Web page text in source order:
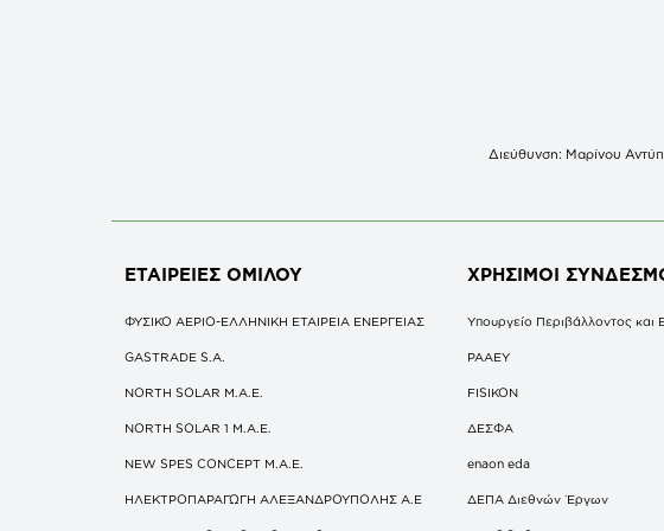
Διεύθυνση: Μαρίνου
ΕΤΑΙΡΕΙΕΣΟΜΙΛΟΥ
ΦΥΣΙΚΟ ΑΕΡΙΟ-ΕΛΛΗΝΙΚΗ ΕΤΑΙΡΕΙΑ ΕΝΕΡΓΕΙΑΣ
GASTRADE S.A.
NORTH SOLAR M.Α.Ε.
NORTH SOLAR 1 M.Α.Ε.
NEW SPES CONCEPT Μ.Α.Ε.
ΗΛΕΚΤΡΟΠΑΡΑΓΩΓΗ ΑΛΕΞΑΝΔΡΟΥΠΟΛΗΣ A.E
ΧΡΗΣΙΜΟΙ
Υπουργείο Περιβάλλοντος και
ΡΑΑΕΥ
FISIKON
ΔΕΣΦΑ
enaon eda
ΔΕΠΑ Διεθνών Έργων